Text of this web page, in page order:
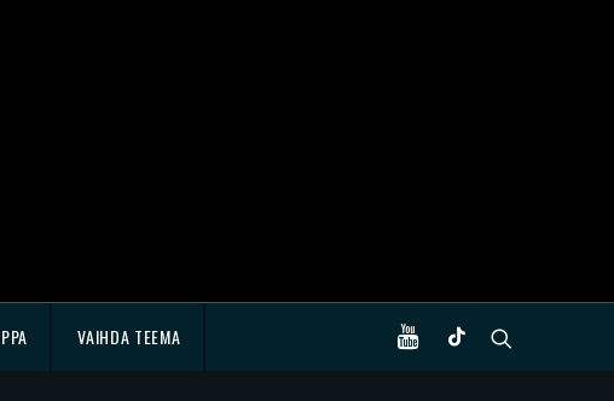
VAIHDA TEEMA